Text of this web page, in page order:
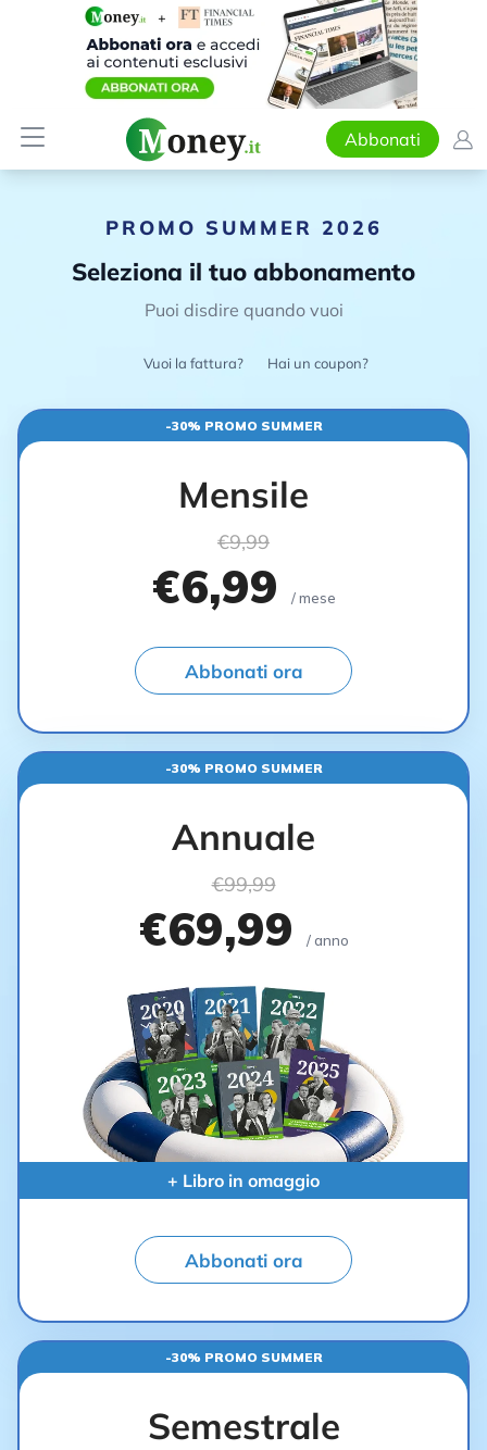
Abbonati
PROMO SUMMER 2026
Seleziona il tuo abbonamento
Puoi disdire quando vuoi
Vuoi la fattura? Hai un coupon?
-30% PROMO SUMMER
Mensile
€9,99
€6,99 / mese
Abbonati ora
-30% PROMO SUMMER
Annuale
€99,99
€69,99 / anno
+ Libro in omaggio
Abbonati ora
-30% PROMO SUMMER
Semestrale